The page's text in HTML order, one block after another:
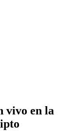
vivo en la